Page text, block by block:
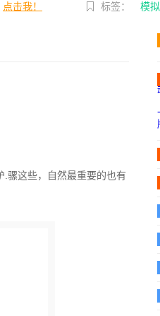
点击我！ 标签： 模拟
骡这些，自然最重要的也有